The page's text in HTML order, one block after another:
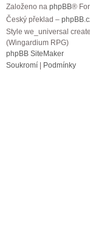
Založeno na phpBB®
Český překlad –
Style we_universal
(Wingardium RPG)
phpBB SiteMaker
Soukromí
Podmínky